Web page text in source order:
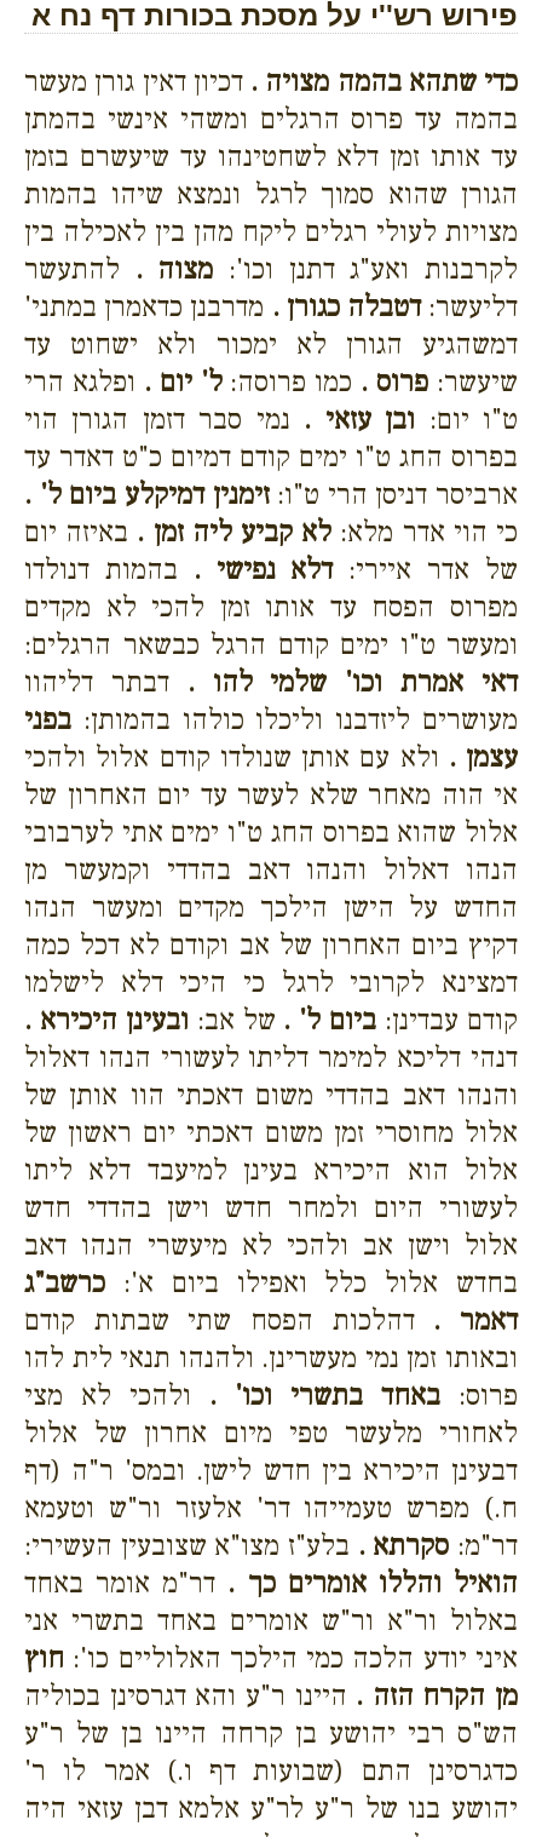
פירוש רש''י על מסכת בכורות דף נח א
כדי שתהא בהמה מצויה . דכיון דאין גורן מעשר
בהמה עד פרוס הרגלים ומשהי אינשי בהמתן
עד אותו זמן דלא לשחטינהו עד שיעשרם בזמן
הגורן שהוא סמוך לרגל ונמצא שיהו בהמות
מצויות לעולי רגלים ליקח מהן בין לאכילה בין
לקרבנות ואע"ג דתנן וכו': מצוה . להתעשר
דליעשר:דטבלה כגורן . מדרבנן כדאמרן במתני'
דמשהגיע הגורן לא ימכור ולא ישחוט עד
שיעשר: פרוס . כמו פרוסה:ל' יום . ופלגא הרי
ט"ו יום: ובן עזאי . נמי סבר דזמן הגורן הוי
בפרוס החג ט"ו ימים קודם דמיום כ"ט דאדר עד
ארביסר דניסן הרי ט"ו:זימנין דמיקלע ביום ל' .
כי הוי אדר מלא: לא קביע ליה זמן . באיזה יום
של אדר איירי:דלא נפישי . בהמות דנולדו
מפרוס הפסח עד אותו זמן להכי לא מקדים
ומעשר ט"ו ימים קודם הרגל כבשאר הרגלים:
דאי אמרת וכו' שלמי להו . דבתר דליהוו
מעושרים ליזדבנו וליכלו כולהו בהמותן: בפני
עצמן . ולא עם אותן שנולדו קודם אלול ולהכי
אי הוה מאחר שלא לעשר עד יום האחרון של
אלול שהוא בפרוס החג ט"ו ימים אתי לערבובי
הנהו דאלול והנהו דאב בהדדי וקמעשר מן
החדש על הישן הילכך מקדים ומעשר הנהו
דקיץ ביום האחרון של אב וקודם לא דכל כמה
דמצינא לקרובי לרגל כי היכי דלא לישלמו
קודם עבדינן: ביום ל' . של אב: ובעינן היכירא .
דנהי דליכא למימר דליתו לעשורי הנהו דאלול
והנהו דאב בהדדי משום דאכתי הוו אותן של
אלול מחוסרי זמן משום דאכתי יום ראשון של
אלול הוא היכירא בעינן למיעבד דלא ליתו
לעשורי היום ולמחר חדש וישן בהדדי חדש
אלול וישן אב ולהכי לא מיעשרי הנהו דאב
בחדש אלול כלל ואפילו ביום א': כרשב"ג
דאמר . דהלכות הפסח שתי שבתות קודם
ובאותו זמן נמי מעשרינן. ולהנהו תנאי לית להו
פרוס: באחד בתשרי וכו' . ולהכי לא מצי
לאחורי מלעשר טפי מיום אחרון של אלול
דבעינן היכירא בין חדש לישן. ובמס' ר"ה (דף
ח.) מפרש טעמייהו דר' אלעזר ור"ש וטעמא
דר"מ: סקרתא . בלע"ז מצו"א שצובעין העשירי:
הואיל והללו אומרים כך . דר"מ אומר באחד
באלול ור"א ור"ש אומרים באחד בתשרי אני
איני יודע הלכה כמי הילכך האלוליים כו': חוץ
מן הקרח הזה . היינו ר"ע והא דגרסינן בכוליה
הש"ס רבי יהושע בן קרחה היינו בן של ר"ע
כדגרסינן התם (שבועות דף ו.) אמר לו ר'
יהושע בנו של ר"ע לר"ע אלמא דבן עזאי היה